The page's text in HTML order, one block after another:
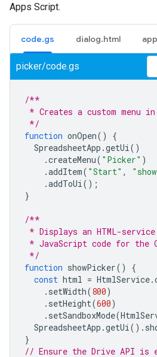
Apps Script.
code.gs dialog.html
picker/code.gs
/**
* Creates a custom menu
*/
function onOpen()
{
SpreadsheetApp .getUi()
.createMenu( "Picker" )
.addItem( "Start" ,
.addToUi();
}
/**
* Displays an HTML-
* JavaScript code for the
*/
function showPicker()
{
const html = HtmlService.
. setWidth(800)
. setHeight(600)
. setSandboxMode(
SpreadsheetApp .getUi().
}
// Ensure the Drive API is